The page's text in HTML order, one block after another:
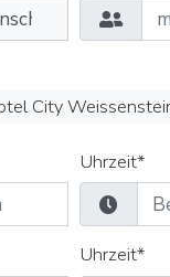
City
Uhrzeit*
Uhrzeit*